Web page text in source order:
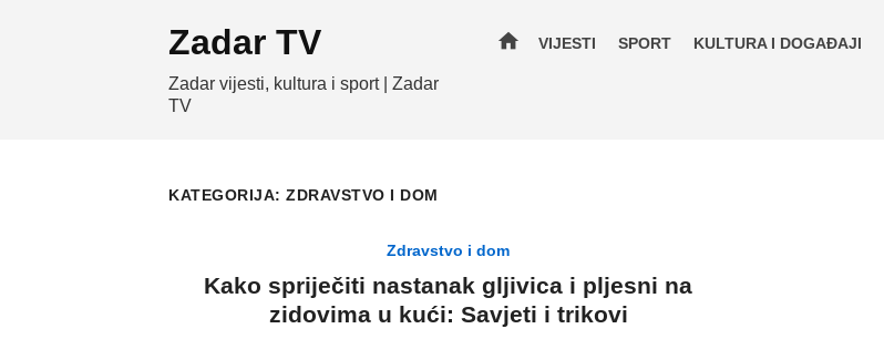
Zadar TV
Zadar vijesti, kultura i sport | Zadar
TV
home VIJESTI SPORT KULTURA I DOGAĐAJI
KATEGORIJA: ZDRAVSTVO I DOM
Zdravstvo i dom
Kako spriječiti nastanak gljivica i pljesni na
zidovima u kući: Savjeti i trikovi